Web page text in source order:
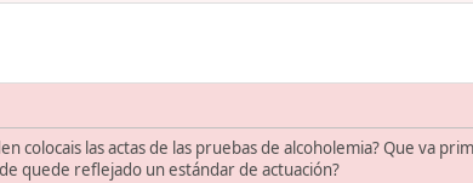
colocais las actas de las pruebas de alcoholemia? Que va
quede reflejado un estándar de actuación?